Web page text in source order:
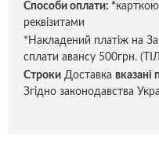
Способи оплати: *карткою
реквізитами
*Накладений платіж на
сплати авансу 500грн.
Строки Доставка вказані
Згідно законодавства